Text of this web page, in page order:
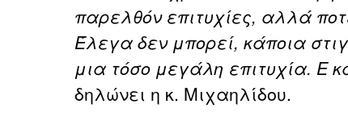
παρελθόν επιτυχίες, αλλά
Έλεγα δεν μπορεί, κάποια
μια τόσο μεγάλη επιτυχία. Ε
δηλώνει η κ. Μιχαηλίδου.